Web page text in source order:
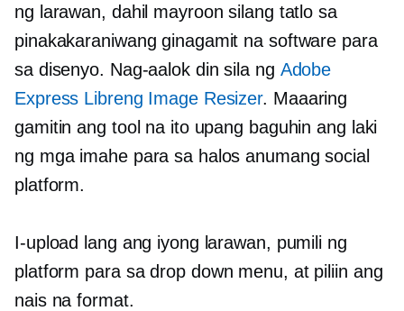
ng larawan, dahil mayroon silang tatlo sa
pinakakaraniwang ginagamit na software para
sa disenyo. Nag-aalok din sila ng Adobe
Express Libreng Image Resizer. Maaaring
gamitin ang tool na ito upang baguhin ang laki
ng mga imahe para sa halos anumang social
platform.
I-upload lang ang iyong larawan, pumili ng
platform para sadrop down menu, at piliin ang
nais na format.